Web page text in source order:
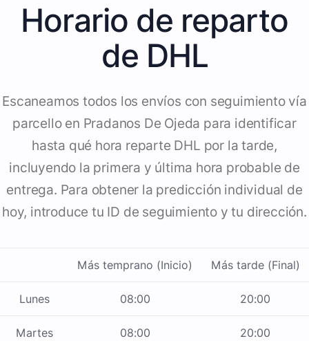
Horario de reparto
de DHL
Escaneamos todos los envíos con seguimiento vía
parcello en Pradanos De Ojeda para identificar
hasta qué hora reparte DHL por la tarde,
incluyendo la primera y última hora probable de
entrega. Para obtener la predicción individual de
hoy, introduce tu ID de seguimiento y tu dirección.
Más temprano (Inicio) Más tarde (Final)
Lunes 08:00 20:00
Martes 08:00 20:00